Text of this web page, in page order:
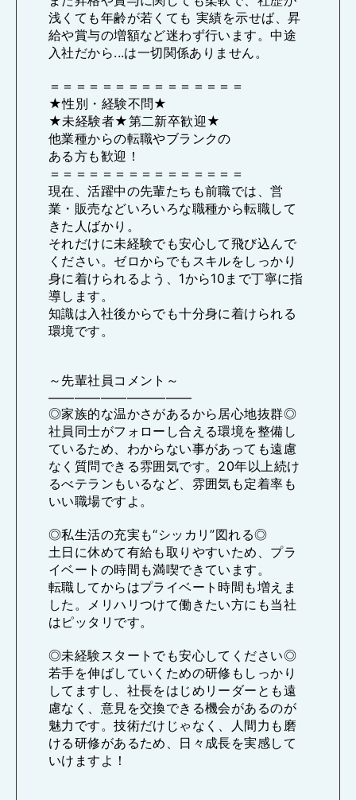
浅くても年齢が若くても 実績を示せば、昇
給や賞与の増額など迷わず行います。中途
入社だから...は一切関係ありません。
＝＝＝＝＝＝＝＝＝＝＝＝＝＝＝
★性別・経験不問★
★未経験者★第二新卒歓迎★
他業種からの転職やブランクの
ある方も歓迎！
＝＝＝＝＝＝＝＝＝＝＝＝＝＝＝
現在、活躍中の先輩たちも前職では、営
業・販売などいろいろな職種から転職して
きた人ばかり。
それだけに未経験でも安心して飛び込んで
ください。ゼロからでもスキルをしっかり
身に着けられるよう、1から10まで丁寧に指
導します。
知識は入社後からでも十分身に着けられる
環境です。
～先輩社員コメント～
―――――――――――
◎家族的な温かさがあるから居心地抜群◎
社員同士がフォローし合える環境を整備し
ているため、わからない事があっても遠慮
なく質問できる雰囲気です。20年以上続け
るべテランもいるなど、雰囲気も定着率も
いい職場ですよ。
◎私生活の充実も“シッカリ”図れる◎
土日に休めて有給も取りやすいため、プラ
イベートの時間も満喫できています。
転職してからはプライベート時間も増えま
した。メリハリつけて働きたい方にも当社
はピッタリです。
◎未経験スタートでも安心してください◎
若手を伸ばしていくための研修もしっかり
してますし、社長をはじめリーダーとも遠
慮なく、意見を交換できる機会があるのが
魅力です。技術だけじゃなく、人間力も磨
ける研修があるため、日々成長を実感して
いけますよ！